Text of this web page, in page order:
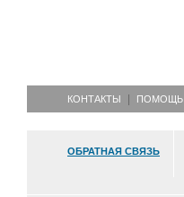
КОНТАКТЫ ПОМОЩЬ
ОБРАТНАЯ СВЯЗЬ